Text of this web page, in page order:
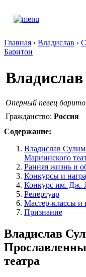
Главная › Владислав ›
Баритон
Оперный певец
Гражданство: Россия
Содержание:
Владислав
Мариинского
Ранняя жизнь и
Конкурсы и
Конкурс им. Дж.
Репертуар
Мастер-классы и
Признание
Владислав
театра